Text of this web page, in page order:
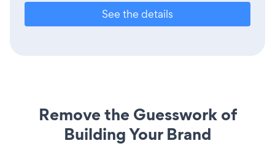
See the details
Remove the Guesswork of
Building Your Brand